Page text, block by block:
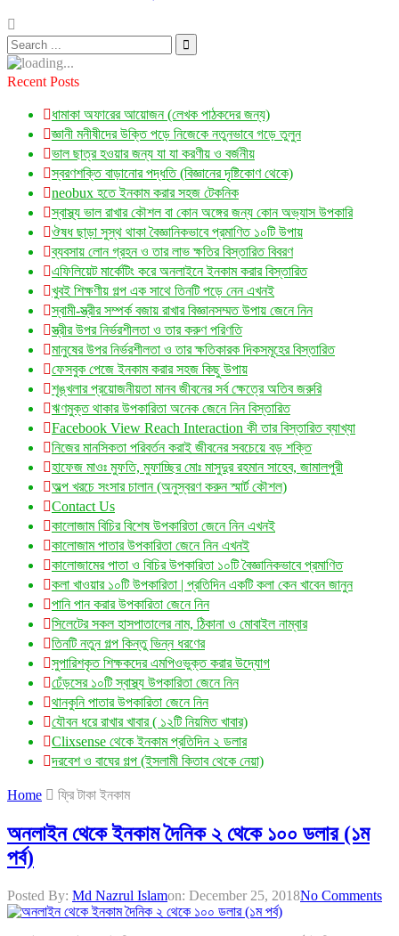
Recent Posts
ধামাকা অফারের আয়োজন (লেখক পাঠকদের জন্য)
জ্ঞানী মনীষীদের উক্তি পড়ে নিজেকে নতুনভাবে গড়ে তুলুন
ভাল ছাত্র হওয়ার জন্য যা যা করণীয় ও বর্জনীয়
স্বরণশক্তি বাড়ানোর পদ্ধতি (বিজ্ঞানের দৃষ্টিকোণ থেকে)
neobux হতে ইনকাম করার সহজ টেকনিক
স্বাস্থ্য ভাল রাখার কৌশল বা কোন অঙ্গের জন্য কোন অভ্যাস উপকারি
ঔষধ ছাড়া সুস্থ থাকা বৈজ্ঞানিকভাবে প্রমাণিত ১০টি উপায়
ব্যবসায় লোন গ্রহন ও তার লাভ ক্ষতির বিস্তারিত বিবরণ
এফিলিয়েট মার্কেটিং করে অনলাইনে ইনকাম করার বিস্তারিত
খুবই শিক্ষণীয় গল্প এক সাথে তিনটি পড়ে নেন এখনই
স্বামী-স্ত্রীর সম্পর্ক বজায় রাখার বিজ্ঞানসম্মত উপায় জেনে নিন
স্ত্রীর উপর নির্ভরশীলতা ও তার করুণ পরিণতি
মানুষের উপর নির্ভরশীলতা ও তার ক্ষতিকারক দিকসমূহের বিস্তারিত
ফেসবুক পেজে ইনকাম করার সহজ কিছু উপায়
শৃঙ্খলার প্রয়োজনীয়তা মানব জীবনের সর্ব ক্ষেত্রে অতিব জরুরি
ঋণমুক্ত থাকার উপকারিতা অনেক জেনে নিন বিস্তারিত
Facebook View Reach Interaction কী তার বিস্তারিত ব্যাখ্যা
নিজের মানসিকতা পরিবর্তন করাই জীবনের সবচেয়ে বড় শক্তি
হাফেজ মাওঃ মুফতি, মুফাচ্ছির মোঃ মাসুদুর রহমান সাহেব, জামালপুরী
অল্প খরচে সংসার চালান (অনুস্বরণ করুন স্মার্ট কৌশল)
Contact Us
কালোজাম বিচির বিশেষ উপকারিতা জেনে নিন এখনই
কালোজাম পাতার উপকারিতা জেনে নিন এখনই
কালোজামের পাতা ও বিচির উপকারিতা ১০টি বৈজ্ঞানিকভাবে প্রমাণিত
কলা খাওয়ার ১০টি উপকারিতা | প্রতিদিন একটি কলা কেন খাবেন জানুন
পানি পান করার উপকারিতা জেনে নিন
সিলেটের সকল হাসপাতালের নাম, ঠিকানা ও মোবাইল নাম্বার
তিনটি নতুন গল্প কিন্তু ভিন্ন ধরণের
সুপারিশকৃত শিক্ষকদের এমপিওভুক্ত করার উদ্যোগ
ঢেঁড়সের ১০টি স্বাস্থ্য উপকারিতা জেনে নিন
থানকুনি পাতার উপকারিতা জেনে নিন
যৌবন ধরে রাখার খাবার ( ১২টি নিয়মিত খাবার)
Clixsense থেকে ইনকাম প্রতিদিন ২ ডলার
দরবেশ ও বাঘের গল্প (ইসলামী কিতাব থেকে নেয়া)
Home ফ্রি টাকা ইনকাম
অনলাইন থেকে ইনকাম দৈনিক ২ থেকে ১০০ ডলার (১ম
পর্ব)
Posted By: Md Nazrul Islamon: December 25, 2018No Comments